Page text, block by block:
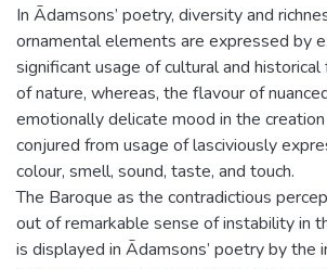
In Ādamsons’ poetry, diversity and
ornamental elements are expressed by
significant usage of cultural and historical
of nature, whereas, the flavour of
emotionally delicate mood in the
conjured from usage of lasciviously
colour, smell, sound, taste, and touch.
The Baroque as the contradictious
out of remarkable sense of instability in
is displayed in Ādamsons’ poetry by the